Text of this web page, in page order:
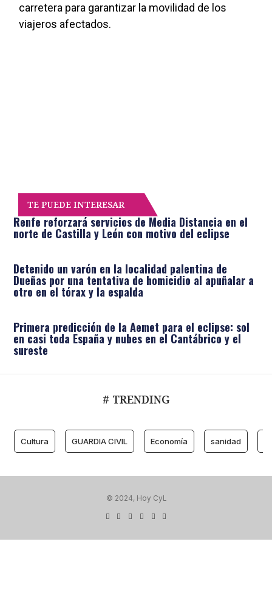
carretera para garantizar la movilidad de los
viajeros afectados.
TE PUEDE INTERESAR
Renfe reforzará servicios de Media Distancia en el
norte de Castilla y León con motivo del eclipse
Detenido un varón en la localidad palentina de
Dueñas por una tentativa de homicidio al apuñalar a
otro en el tórax y la espalda
Primera predicción de la Aemet para el eclipse: sol
en casi toda España y nubes en el Cantábrico y el
sureste
# TRENDING
Cultura GUARDIA CIVIL Economía sanidad
© 2024, Hoy CyL